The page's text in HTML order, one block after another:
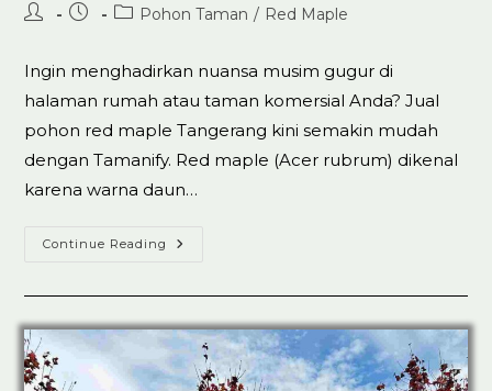
Post Post PostPohon Taman / Red Maple
Ingin menghadirkan nuansa musim gugur di
halaman rumah atau taman komersial Anda? Jual
pohon red maple Tangerang kini semakin mudah
dengan Tamanify. Red maple (Acer rubrum) dikenal
karena warna daun…
Continue Reading Jual
Maple
100%
Koleksi
Ready
Stok